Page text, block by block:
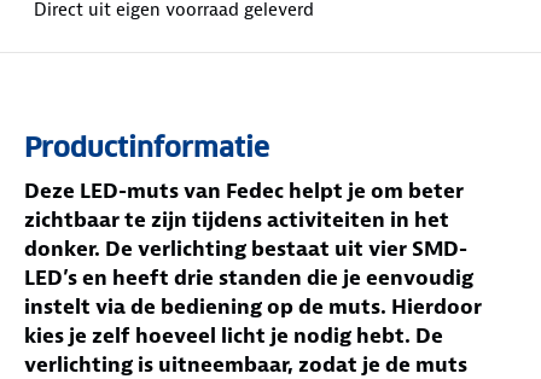
Direct uit eigen voorraad geleverd
Productinformatie
Deze LED-muts van Fedec helpt je om beter
zichtbaar te zijn tijdens activiteiten in het
donker. De verlichting bestaat uit vier SMD-
LED’s en heeft drie standen die je eenvoudig
instelt via de bediening op de muts. Hierdoor
kies je zelf hoeveel licht je nodig hebt. De
verlichting is uitneembaar, zodat je de muts